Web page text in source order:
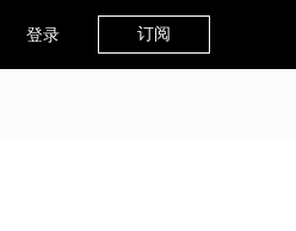
登录 订阅